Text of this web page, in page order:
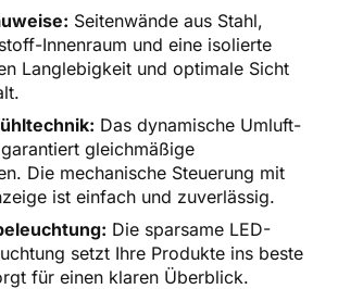
Seitenwände aus Stahl,
Innenraum und eine isolierte
Langlebigkeit und optimale Sicht
Das dynamische Umluft-
gleichmäßige
Die mechanische Steuerung mit
ist einfach und zuverlässig.
Die sparsame LED-
setzt Ihre Produkte ins beste
für einen klaren Überblick.